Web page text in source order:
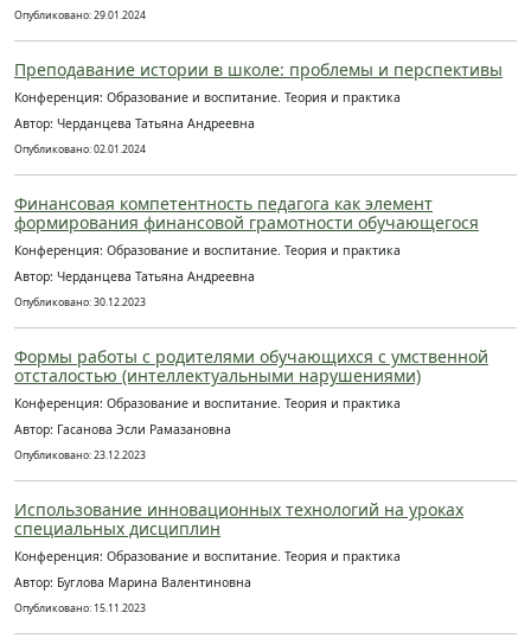
Опубликовано: 29.01.2024
Преподавание истории в школе: проблемы и перспективы
Конференция: Образование и воспитание. Теория и практика
Автор: Черданцева Татьяна Андреевна
Опубликовано: 02.01.2024
Финансовая компетентность педагога как элемент
формирования финансовой грамотности обучающегося
Конференция: Образование и воспитание. Теория и практика
Автор: Черданцева Татьяна Андреевна
Опубликовано: 30.12.2023
Формы работы с родителями обучающихся с умственной
отсталостью (интеллектуальными нарушениями)
Конференция: Образование и воспитание. Теория и практика
Автор: Гасанова Эсли Рамазановна
Опубликовано: 23.12.2023
Использование инновационных технологий на уроках
специальных дисциплин
Конференция: Образование и воспитание. Теория и практика
Автор: Буглова Марина Валентиновна
Опубликовано: 15.11.2023